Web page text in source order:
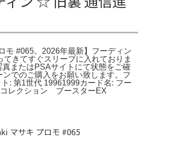
モ #065。2026年最新】フーディン
きてすぐスリーブに入れておりま
またはPSAサイトにて状態をご確
でのご購入をお願い致します。フ
: 第1世代 19961999カード名: フー
コレクション ブースターEX